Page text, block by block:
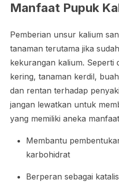
Manfaat Pupuk
Pemberian unsur kalium
tanaman terutama jika
kekurangan kalium. Seperti
kering, tanaman kerdil,
dan rentan terhadap
jangan lewatkan untuk
yang memiliki aneka
Membantu
karbohidrat
Berperan sebagai